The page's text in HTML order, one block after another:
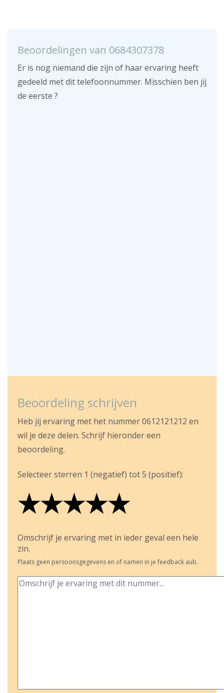
Beoordelingen van 0684307378
Er is nog niemand die zijn of haar ervaring heeft
gedeeld met dit telefoonnummer. Misschien ben jij
de eerste ?
Beoordeling schrijven
Heb jij ervaring met het nummer 0612121212 en
wil je deze delen. Schrijf hieronder een
beoordeling.
Selecteer sterren 1 (negatief) tot 5 (positief):
★
★★
★★★
★★★★
★★★★★
Omschrijf je ervaring met in ieder geval een hele
zin.
Plaats geen persoonsgegevens en of namen in je feedback aub.